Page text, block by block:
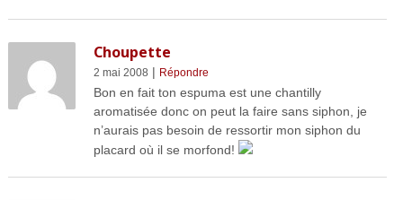
Choupette
2 mai 2008 | Répondre
Bon en fait ton espuma est une chantilly
aromatisée donc on peut la faire sans siphon, je
n’aurais pas besoin de ressortir mon siphon du
placard où il se morfond!